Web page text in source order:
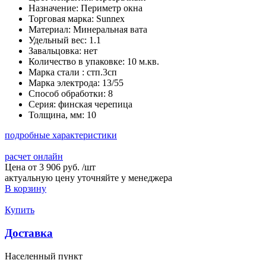
Назначение: Периметр окна
Торговая марка: Sunnex
Материал: Минеральная вата
Удельный вес: 1.1
Завальцовка: нет
Количество в упаковке: 10 м.кв.
Марка стали : стп.3сп
Марка электрода: 13/55
Способ обработки: 8
Серия: финская черепица
Толщина, мм: 10
подробные характеристики
расчет онлайн
Цена от 3 906 руб. /шт
актуальную цену уточняйте у менеджера
В корзину
Купить
Доставка
Населенный пункт